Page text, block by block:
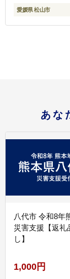
美味しい 満腹
暮らし 鉄板 時
愛媛県 松山市
あな
八代市 令和8年
災害支援【返礼
し】
1,000円